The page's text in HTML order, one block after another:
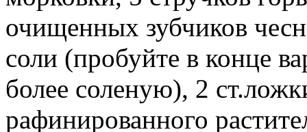
очищенных зубчиков
соли (пробуйте в конце
более соленую), 2
рафинированного